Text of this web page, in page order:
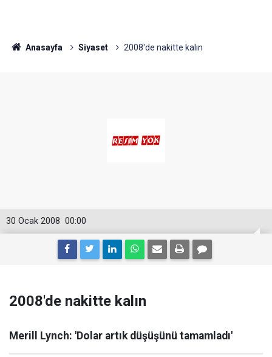
Anasayfa Siyaset 2008'de nakitte kalın
00:00
30 Ocak 2008
2008'de nakitte kalın
Merill Lynch: 'Dolar artık düşüşünü tamamladı'